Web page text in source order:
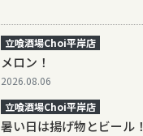
立喰酒場Choi平岸店
メロン！
2026.08.06
立喰酒場Choi平岸店
暑い日は揚げ物とビール！